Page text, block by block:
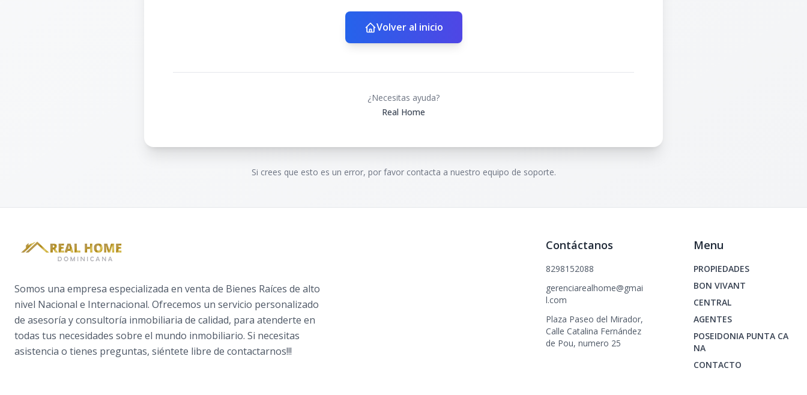
Volver al inicio
¿Necesitas ayuda?
Real Home
Si crees que esto es un error, por favor contacta a nuestro equipo de soporte.
Somos una empresa especializada en venta de Bienes Raíces de alto
nivel Nacional e Internacional. Ofrecemos un servicio personalizado
de asesoría y consultoría inmobiliaria de calidad, para atenderte en
todas tus necesidades sobre el mundo inmobiliario. Si necesitas
asistencia o tienes preguntas, siéntete libre de contactarnos!!!
Contáctanos
8298152088
gerenciarealhome@gmai
l.com
Plaza Paseo del Mirador,
Calle Catalina Fernández
de Pou, numero 25
Menu
PROPIEDADES
BON VIVANT
CENTRAL
AGENTES
POSEIDONIA PUNTA CA
NA
CONTACTO